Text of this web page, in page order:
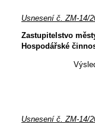
Usnesení č. ZM-14/
Zastupitelstvo
Hospodářské
Usnesení č. ZM-14/